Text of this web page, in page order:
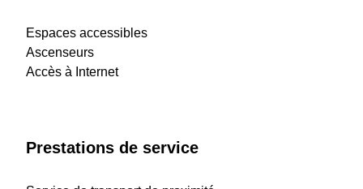
Espaces accessibles
Ascenseurs
Accès à Internet
Prestations de service